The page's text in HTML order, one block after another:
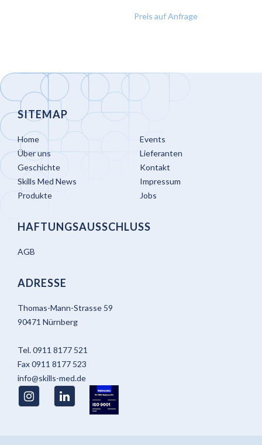
Preis auf Anfrage
SITEMAP
Home
Über uns
Geschichte
Skills Med News
Produkte
Events
Lieferanten
Kontakt
Impressum
Jobs
HAFTUNGSAUSSCHLUSS
AGB
ADRESSE
Thomas-Mann-Strasse 59
90471 Nürnberg
Tel.0911 8177 521
Fax0911 8177 523
info@skills-med.de